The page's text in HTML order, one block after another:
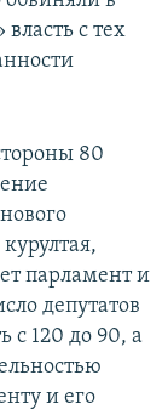
с тех
80
парламент и
депутатов
с 120 до 90, а
и его